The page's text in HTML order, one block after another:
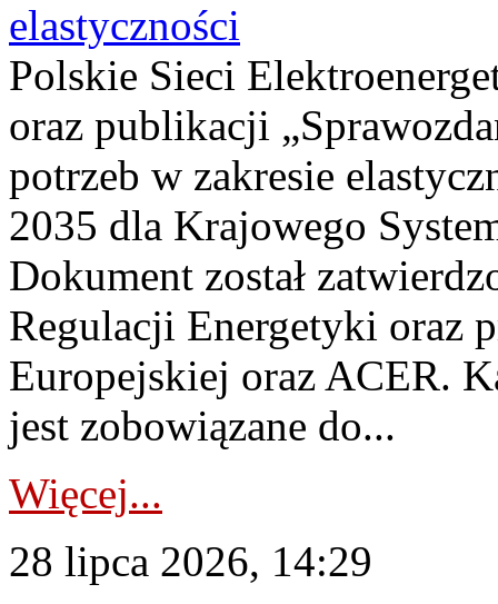
elastyczności
Polskie Sieci
oraz publikacji
potrzeb w zakresie
2035 dla Krajowego
Dokument został
Regulacji Energetyki oraz
Europejskiej oraz ACER.
jest zobowiązane do...
Więcej...
28 lipca 2026, 14:29